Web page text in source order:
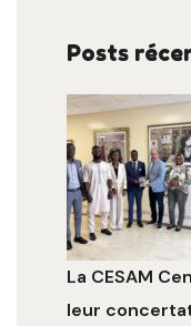
Posts
La CESAM
leur